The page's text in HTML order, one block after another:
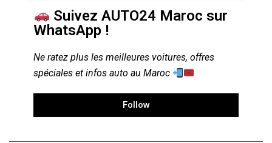
Suivez AUTO24 Maroc sur
WhatsApp !
Ne ratez plus les meilleures voitures, offres
spéciales et infos auto au Maroc
Follow